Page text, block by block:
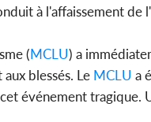
à l'affaissement de
(MCLU) a
blessés. Le MCLU a
événement